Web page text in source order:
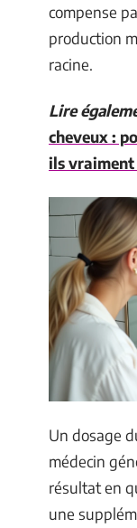
compense
production
racine.
Lire
cheveux :
ils vraiment
Un dosage
médecin
résultat en
une